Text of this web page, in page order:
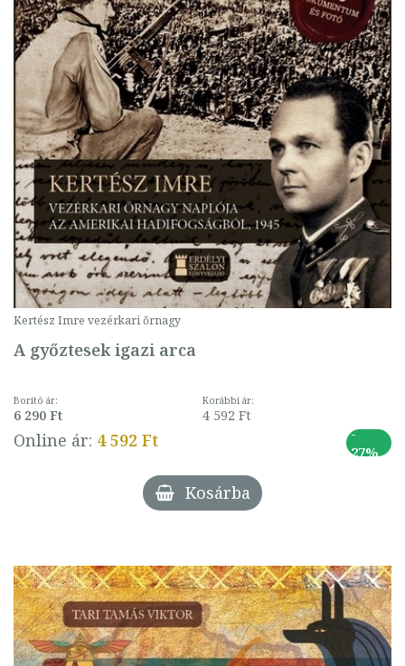
Kertész Imre vezérkari őrnagy
A győztesek igazi arca
Borító ár:
6 290 Ft
Korábbi ár:
4 592 Ft
Online ár: 4 592 Ft
-
27%
Kosárba